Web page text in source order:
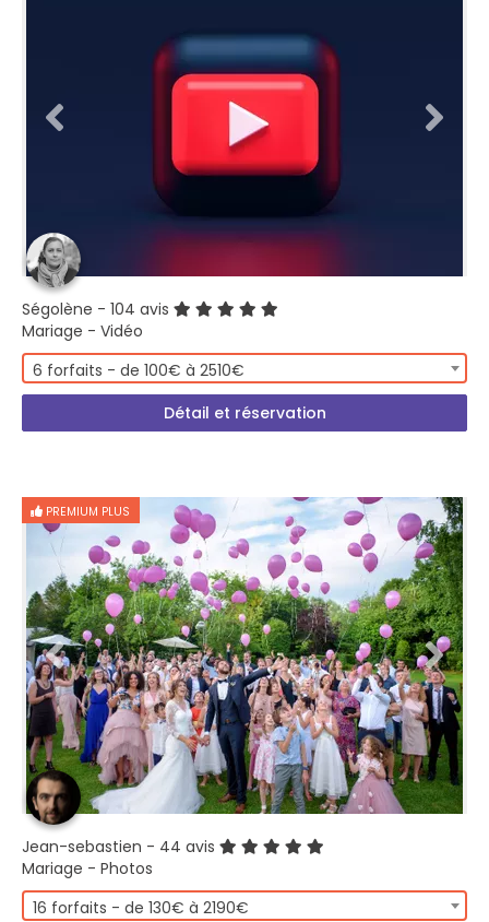
Ségolène - 104 avis
Mariage - Vidéo
6 forfaits - de 100€ à 2510€
Détail et réservation
PREMIUM PLUS
Jean-sebastien - 44 avis
Mariage - Photos
16 forfaits - de 130€ à 2190€